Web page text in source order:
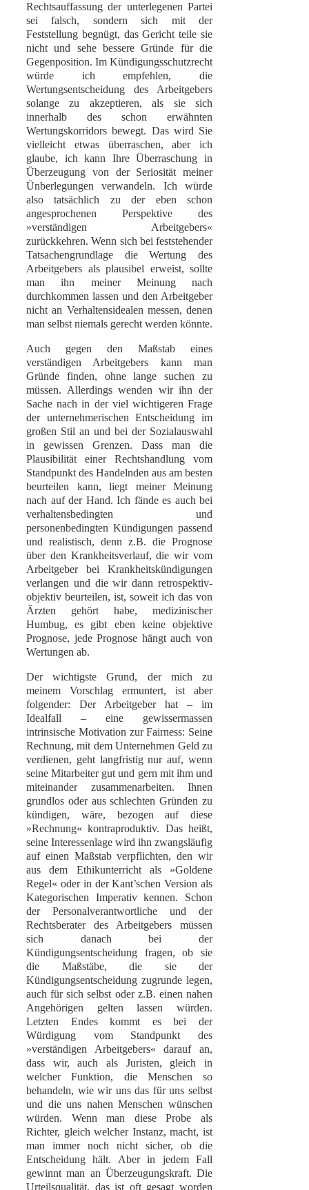
Rechtsauffassung der unterlegenen Partei
sei falsch, sondern sich mit der
Feststellung begnügt, das Gericht teile sie
nicht und sehe bessere Gründe für die
Gegenposition. Im Kündigungsschutzrecht
würde ich empfehlen, die
Wertungsentscheidung des Arbeitgebers
solange zu akzeptieren, als sie sich
innerhalb des schon erwähnten
Wertungskorridors bewegt. Das wird Sie
vielleicht etwas überraschen, aber ich
glaube, ich kann Ihre Überraschung in
Überzeugung von der Seriosität meiner
Ünberlegungen verwandeln. Ich würde
also tatsächlich zu der eben schon
angesprochenen Perspektive des
»verständigen Arbeitgebers«
zurückkehren. Wenn sich bei feststehender
Tatsachengrundlage die Wertung des
Arbeitgebers als plausibel erweist, sollte
man ihn meiner Meinung nach
durchkommen lassen und den Arbeitgeber
nicht an Verhaltensidealen messen, denen
man selbst niemals gerecht werden könnte.
Auch gegen den Maßstab eines
verständigen Arbeitgebers kann man
Gründe finden, ohne lange suchen zu
müssen. Allerdings wenden wir ihn der
Sache nach in der viel wichtigeren Frage
der unternehmerischen Entscheidung im
großen Stil an und bei der Sozialauswahl
in gewissen Grenzen. Dass man die
Plausibilität einer Rechtshandlung vom
Standpunkt des Handelnden aus am besten
beurteilen kann, liegt meiner Meinung
nach auf der Hand. Ich fände es auch bei
verhaltensbedingten und
personenbedingten Kündigungen passend
und realistisch, denn z.B. die Prognose
über den Krankheitsverlauf, die wir vom
Arbeitgeber bei Krankheitskündigungen
verlangen und die wir dann retrospektiv-
objektiv beurteilen, ist, soweit ich das von
Ärzten gehört habe, medizinischer
Humbug, es gibt eben keine objektive
Prognose, jede Prognose hängt auch von
Wertungen ab.
Der wichtigste Grund, der mich zu
meinem Vorschlag ermuntert, ist aber
folgender: Der Arbeitgeber hat – im
Idealfall – eine gewissermassen
intrinsische Motivation zur Fairness: Seine
Rechnung, mit dem Unternehmen Geld zu
verdienen, geht langfristig nur auf, wenn
seine Mitarbeiter gut und gern mit ihm und
miteinander zusammenarbeiten. Ihnen
grundlos oder aus schlechten Gründen zu
kündigen, wäre, bezogen auf diese
»Rechnung« kontraproduktiv. Das heißt,
seine Interessenlage wird ihn zwangsläufig
auf einen Maßstab verpflichten, den wir
aus dem Ethikunterricht als »Goldene
Regel« oder in der Kant’schen Version als
Kategorischen Imperativ kennen. Schon
der Personalverantwortliche und der
Rechtsberater des Arbeitgebers müssen
sich danach bei der
Kündigungsentscheidung fragen, ob sie
die Maßstäbe, die sie der
Kündigungsentscheidung zugrunde legen,
auch für sich selbst oder z.B. einen nahen
Angehörigen gelten lassen würden.
Letzten Endes kommt es bei der
Würdigung vom Standpunkt des
»verständigen Arbeitgebers« darauf an,
dass wir, auch als Juristen, gleich in
welcher Funktion, die Menschen so
behandeln, wie wir uns das für uns selbst
und die uns nahen Menschen wünschen
würden. Wenn man diese Probe als
Richter, gleich welcher Instanz, macht, ist
man immer noch nicht sicher, ob die
Entscheidung hält. Aber in jedem Fall
gewinnt man an Überzeugungskraft. Die
Urteilsqualität, das ist oft gesagt worden